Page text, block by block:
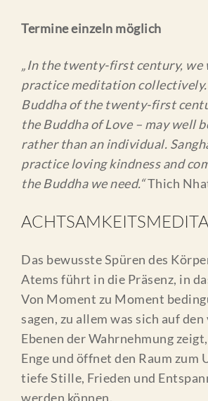
Termine einzeln möglich
„In the twenty-first century, we
practice meditation collectively.
Buddha of the twenty-first
the Buddha of Love – may well
rather than an individual.
practice loving kindness and
the Buddha we need.“Thich
Das bewusste Spüren des
Atems führt in die Präsenz, in
Von Moment zu Moment
sagen, zu allem was sich auf
Ebenen der Wahrnehmung
Enge und öffnet den Raum zum
tiefe Stille, Frieden und
werden können.